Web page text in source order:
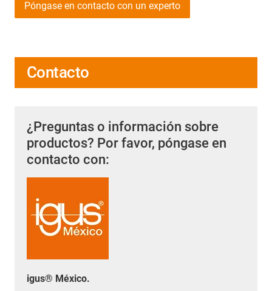
Póngase en contacto con un experto
Contacto
¿Preguntas o información sobre
productos? Por favor, póngase en
contacto con:
igus® México.